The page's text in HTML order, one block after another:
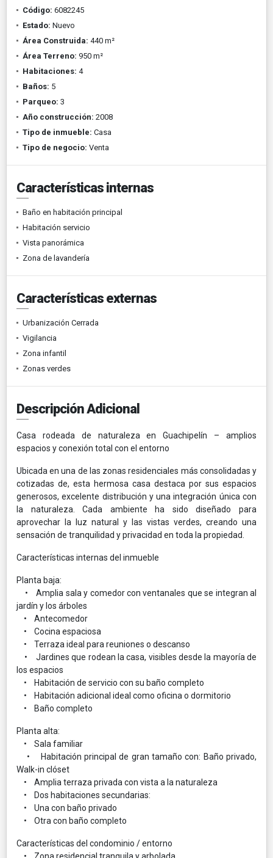
Código: 6082245
Estado: Nuevo
Área Construida: 440 m²
Área Terreno: 950 m²
Habitaciones: 4
Baños: 5
Parqueo: 3
Año construcción: 2008
Tipo de inmueble: Casa
Tipo de negocio: Venta
Características internas
Baño en habitación principal
Habitación servicio
Vista panorámica
Zona de lavandería
Características externas
Urbanización Cerrada
Vigilancia
Zona infantil
Zonas verdes
Descripción Adicional
Casa rodeada de naturaleza en Guachipelín – amplios
espacios y conexión total con el entorno
Ubicada en una de las zonas residenciales más consolidadas y
cotizadas de, esta hermosa casa destaca por sus espacios
generosos, excelente distribución y una integración única con
la naturaleza. Cada ambiente ha sido diseñado para
aprovechar la luz natural y las vistas verdes, creando una
sensación de tranquilidad y privacidad en toda la propiedad.
Características internas del inmueble
Planta baja:
• Amplia sala y comedor con ventanales que se integran al
jardín y los árboles
• Antecomedor
• Cocina espaciosa
• Terraza ideal para reuniones o descanso
• Jardines que rodean la casa, visibles desde la mayoría de
los espacios
• Habitación de servicio con su baño completo
• Habitación adicional ideal como oficina o dormitorio
• Baño completo
Planta alta:
• Sala familiar
• Habitación principal de gran tamaño con: Baño privado,
Walk-in clóset
• Amplia terraza privada con vista a la naturaleza
• Dos habitaciones secundarias:
• Una con baño privado
• Otra con baño completo
Características del condominio / entorno